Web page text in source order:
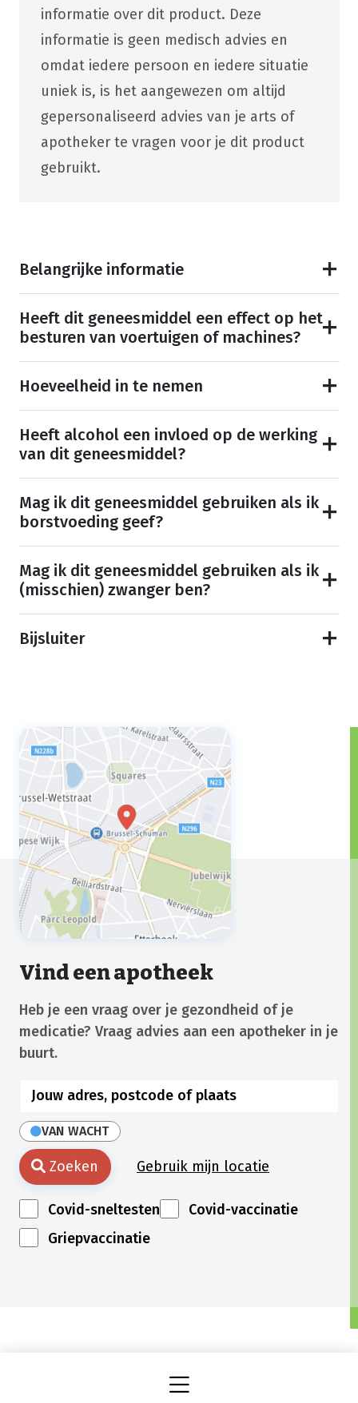
informatie over dit product. Deze
informatie is geen medisch advies en
omdat iedere persoon en iedere situatie
uniek is, is het aangewezen om altijd
gepersonaliseerd advies van je arts of
apotheker te vragen voor je dit product
gebruikt.
Belangrijke informatie
Heeft dit geneesmiddel een effect op het
besturen van voertuigen of machines?
Hoeveelheid in te nemen
Heeft alcohol een invloed op de werking
van dit geneesmiddel?
Mag ik dit geneesmiddel gebruiken als ik
borstvoeding geef?
Mag ik dit geneesmiddel gebruiken als ik
(misschien) zwanger ben?
Bijsluiter
Vind een apotheek
Heb je een vraag over je gezondheid of je
medicatie? Vraag advies aan een apotheker in je
buurt.
VAN WACHT
Zoeken Gebruik mijn locatie
Covid-sneltesten
Covid-vaccinatie
Griepvaccinatie